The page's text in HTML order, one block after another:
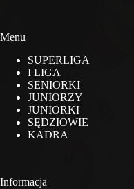
Menu
SUPERLIGA
I LIGA
SENIORKI
JUNIORZY
JUNIORKI
SĘDZIOWIE
KADRA
Informacja